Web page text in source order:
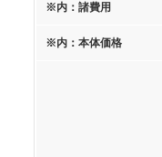
※内：諸費用
※内：本体価格